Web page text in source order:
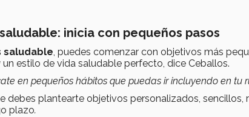
inicia con pequeños pasos
saludable, puedes comenzar con objetivos más
estilo de vida saludable perfecto, dice Ceballos.
en pequeños hábitos que puedas ir incluyendo en tu
debes plantearte objetivos personalizados, sencillos,
plazo.